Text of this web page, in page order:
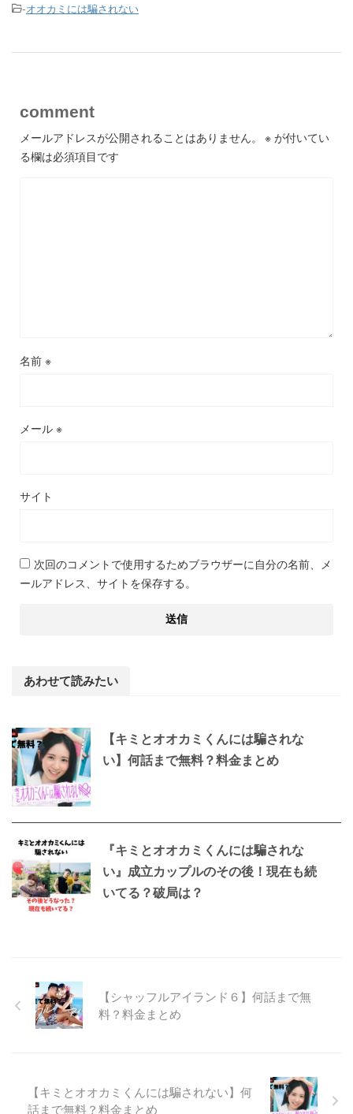
-オオカミには騙されない
comment
メールアドレスが公開されることはありません。 ※ が付いてい
る欄は必須項目です
名前 ※
メール ※
サイト
次回のコメントで使用するためブラウザーに自分の名前、メ
ールアドレス、サイトを保存する。
あわせて読みたい
【キミとオオカミくんには騙されな
い】何話まで無料？料金まとめ
『キミとオオカミくんには騙されな
い』成立カップルのその後！現在も続
いてる？破局は？
【シャッフルアイランド６】何話まで無
料？料金まとめ
【キミとオオカミくんには騙されない】何
話まで無料？料金まとめ